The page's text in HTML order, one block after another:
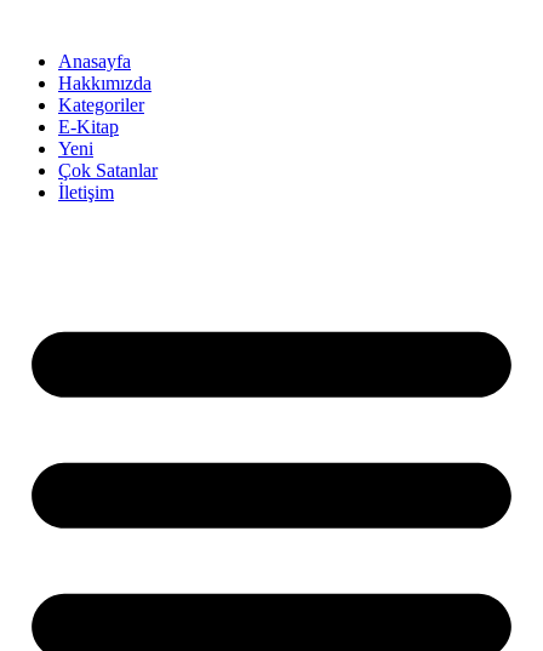
Anasayfa
Hakkımızda
Kategoriler
E-Kitap
Yeni
Çok Satanlar
İletişim